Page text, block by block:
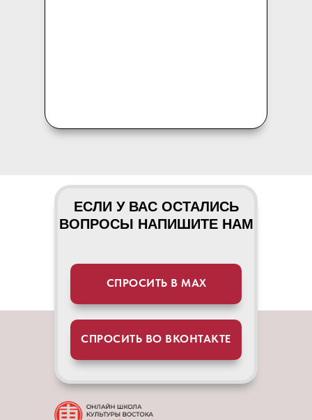
СПРОСИТЬ В МАХ
ЕСЛИ У ВАС ОСТАЛИСЬ
ВОПРОСЫ НАПИШИТЕ НАМ
СПРОСИТЬ ВО ВКОНТАКТЕ